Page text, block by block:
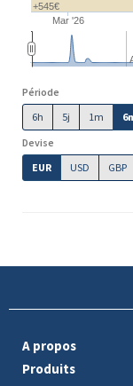
Mar '26
+545€
Période
6h
5j 1m
Devise
EUR
USD GBP
A propos
Produits